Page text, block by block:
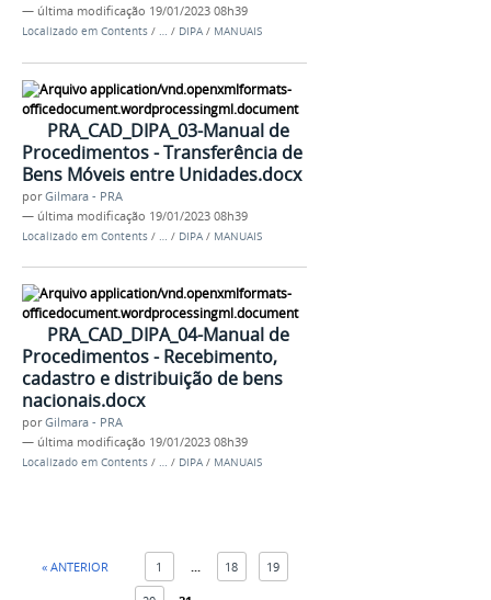
— última modificação 19/01/2023 08h39
Localizado em Contents / … / DIPA / MANUAIS
PRA_CAD_DIPA_03-Manual de
Procedimentos - Transferência de
Bens Móveis entre Unidades.docx
porGilmara - PRA
— última modificação 19/01/2023 08h39
Localizado em Contents / … / DIPA / MANUAIS
PRA_CAD_DIPA_04-Manual de
Procedimentos - Recebimento,
cadastro e distribuição de bens
nacionais.docx
porGilmara - PRA
— última modificação 19/01/2023 08h39
Localizado em Contents / … / DIPA / MANUAIS
« ANTERIOR 1 ... 18 19